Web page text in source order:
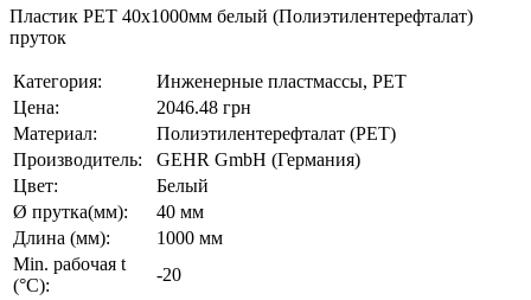
Пластик PET 40x1000мм белый (Полиэтилентерефталат)
пруток
Категория:
Инженерные пластмассы, PET
Цена:
2046.48 грн
Материал:
Полиэтилентерефталат (PET)
Производитель:
GEHR GmbH (Германия)
Цвет:
Белый
Ø прутка(мм):
40 мм
Длина (мм):
1000 мм
Min. рабочая t
(°C):
-20